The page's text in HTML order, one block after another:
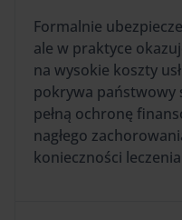
Formalnie
ale w praktyce
na wysokie koszty
pokrywa państwowy
pełną ochronę
nagłego
konieczności